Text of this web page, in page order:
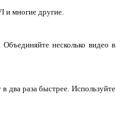
и многие другие.
несколько видео в
два раза быстрее. Используйте